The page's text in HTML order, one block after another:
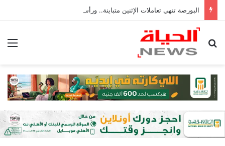
بحث عن